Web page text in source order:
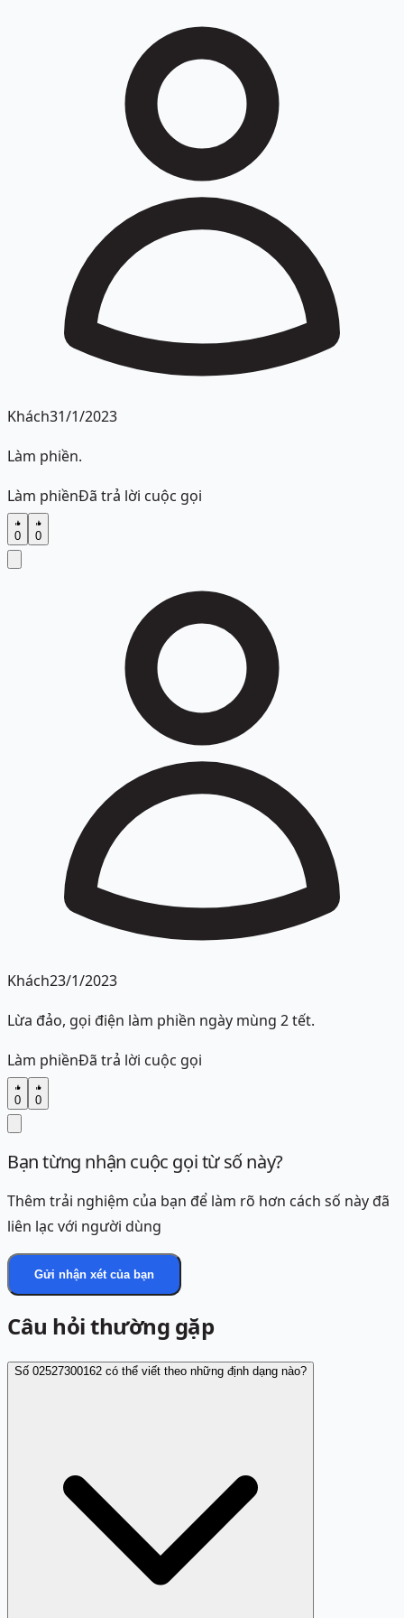
Khách31/1/2023
Làm phiền.
Làm phiềnĐã trả lời cuộc gọi
0 0
Khách23/1/2023
Lừa đảo, gọi điện làm phiền ngày mùng 2 tết.
Làm phiềnĐã trả lời cuộc gọi
0 0
Bạn từng nhận cuộc gọi từ số này?
Thêm trải nghiệm của bạn để làm rõ hơn cách số này đã
liên lạc với người dùng
Gửi nhận xét của bạn
Câu hỏi thường gặp
Số 02527300162 có thể viết theo những định dạng nào?